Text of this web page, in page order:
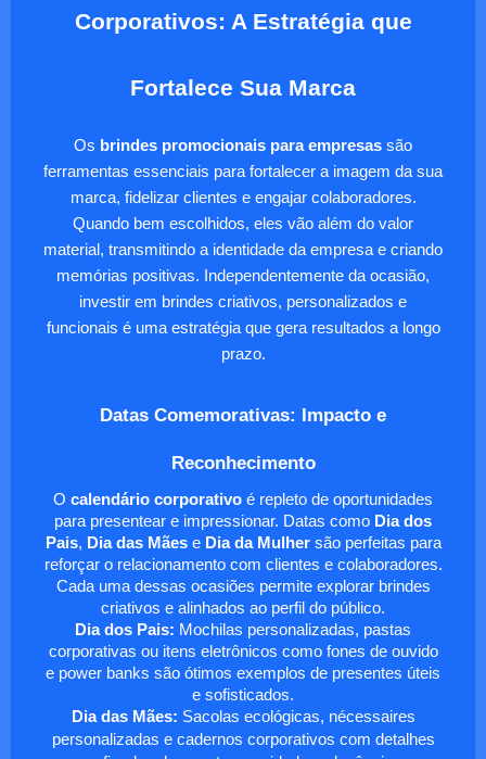
Corporativos: A Estratégia que
Fortalece Sua Marca
Os brindes promocionais para empresas são
ferramentas essenciais para fortalecer a imagem da sua
marca, fidelizar clientes e engajar colaboradores.
Quando bem escolhidos, eles vão além do valor
material, transmitindo a identidade da empresa e criando
memórias positivas. Independentemente da ocasião,
investir em brindes criativos, personalizados e
funcionais é uma estratégia que gera resultados a longo
prazo.
Datas Comemorativas: Impacto e
Reconhecimento
O calendário corporativo é repleto de oportunidades
para presentear e impressionar. Datas como Dia dos
Pais, Dia das Mãese Dia da Mulhersão perfeitas para
reforçar o relacionamento com clientes e colaboradores.
Cada uma dessas ocasiões permite explorar brindes
criativos e alinhados ao perfil do público.
Dia dos Pais: Mochilas personalizadas, pastas
corporativas ou itens eletrônicos como fones de ouvido
e power banks são ótimos exemplos de presentes úteis
e sofisticados.
Dia das Mães: Sacolas ecológicas, nécessaires
personalizadas e cadernos corporativos com detalhes